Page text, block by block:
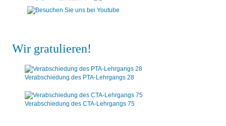
Wir gratulieren!
Verabschiedung des PTA-Lehrgangs 28
Verabschiedung des CTA-Lehrgangs 75